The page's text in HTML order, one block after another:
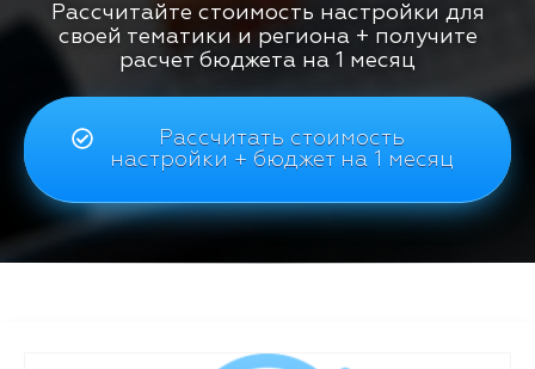
Рассчитайте стоимость настройки для
своей тематики и региона + получите
расчет бюджета на 1 месяц
Рассчитать стоимость
настройки + бюджет на 1 месяц